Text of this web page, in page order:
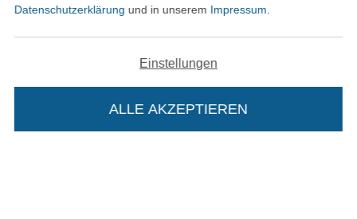
Bestellung widerrufen
Finde mehr Inspiration
Datenschutzerklärung und in unserem Impressum
Einstellungen
ALLE AKZEPTIEREN